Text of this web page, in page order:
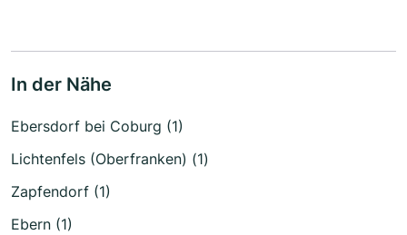
In der Nähe
Ebersdorf bei Coburg (1)
Lichtenfels (Oberfranken) (1)
Zapfendorf (1)
Ebern (1)